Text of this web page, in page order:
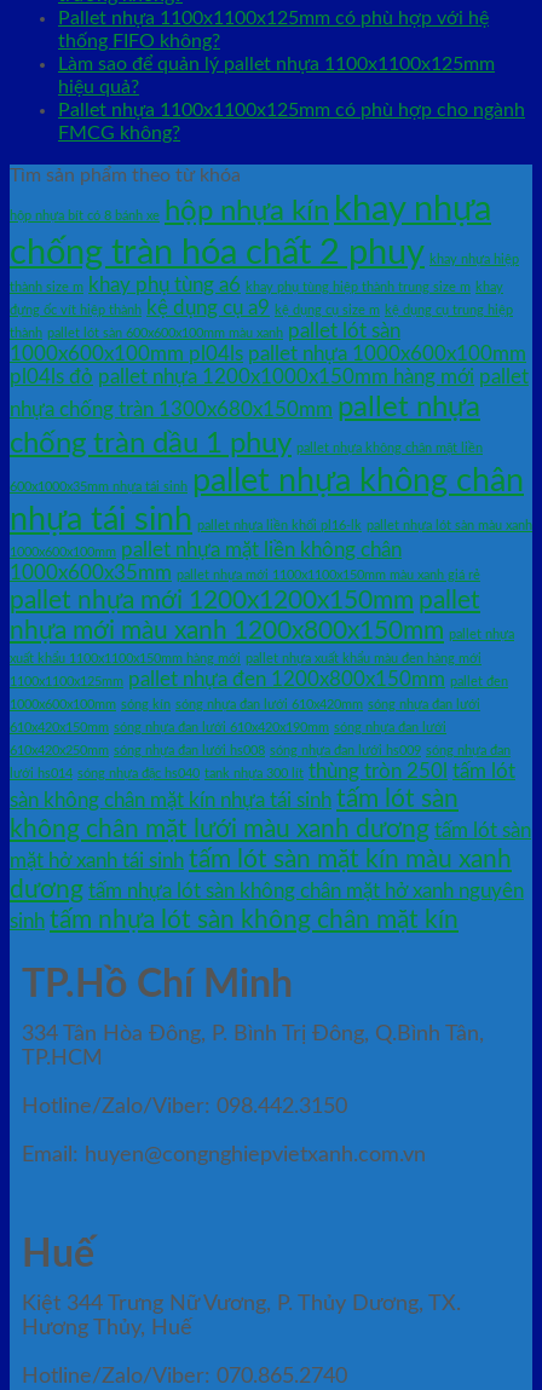
Pallet nhựa 1100x1100x125mm có phù hợp với hệ
thống FIFO không?
Làm sao để quản lý pallet nhựa 1100x1100x125mm
hiệu quả?
Pallet nhựa 1100x1100x125mm có phù hợp cho ngành
FMCG không?
Tìm sản phẩm theo từ khóa
hộp nhựa bít có 8 bánh xe hộp nhựa kín khay nhựa
chống tràn hóa chất 2 phuy khay nhựa hiệp
thành size m khay phụ tùng a6 khay phụ tùng hiệp thành trung size m khay
đựng ốc vít hiệp thành kệ dụng cụ a9 kệ dụng cụ size m kệ dụng cụ trung hiệp
thành pallet lót sàn 600x600x100mm màu xanh pallet lót sàn
1000x600x100mm pl04ls pallet nhựa 1000x600x100mm
pl04ls đỏ pallet nhựa 1200x1000x150mm hàng mới pallet
nhựa chống tràn 1300x680x150mm pallet nhựa
chống tràn dầu 1 phuy pallet nhựa không chân mặt liền
600x1000x35mm nhựa tái sinh pallet nhựa không chân
nhựa tái sinh pallet nhựa liền khối pl16-lk pallet nhựa lót sàn màu xanh
1000x600x100mm pallet nhựa mặt liền không chân
1000x600x35mm pallet nhựa mới 1100x1100x150mm màu xanh giá rẻ
pallet nhựa mới 1200x1200x150mm pallet
nhựa mới màu xanh 1200x800x150mm pallet nhựa
xuất khẩu 1100x1100x150mm hàng mới pallet nhựa xuất khẩu màu đen hàng mới
1100x1100x125mm pallet nhựa đen 1200x800x150mm pallet đen
1000x600x100mm sóng kín sóng nhựa đan lưới 610x420mm sóng nhựa đan lưới
610x420x150mm sóng nhựa đan lưới 610x420x190mm sóng nhựa đan lưới
610x420x250mm sóng nhựa đan lưới hs008 sóng nhựa đan lưới hs009 sóng nhựa đan
lưới hs014 sóng nhựa đặc hs040 tank nhựa 300 lít thùng tròn 250l tấm lót
sàn không chân mặt kín nhựa tái sinh tấm lót sàn
không chân mặt lưới màu xanh dương tấm lót sàn
mặt hở xanh tái sinh tấm lót sàn mặt kín màu xanh
dương tấm nhựa lót sàn không chân mặt hở xanh nguyên
sinh tấm nhựa lót sàn không chân mặt kín
TP.Hồ Chí Minh
334 Tân Hòa Đông, P. Bình Trị Đông, Q.Bình Tân,
TP.HCM
Hotline/Zalo/Viber: 098.442.3150
Email: huyen@congnghiepvietxanh.com.vn
Huế
Kiệt 344 Trưng Nữ Vương, P. Thủy Dương, TX.
Hương Thủy, Huế
Hotline/Zalo/Viber: 070.865.2740